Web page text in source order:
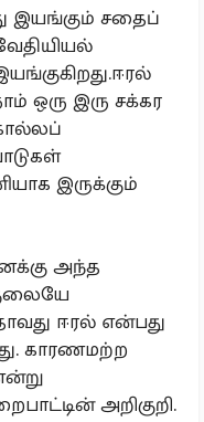
இயங்கும் சதைப்
ஒரு இரு சக்கர
இருக்கும்
அந்த
ஈரல் என்பது
காரணமற்ற
அறிகுறி.